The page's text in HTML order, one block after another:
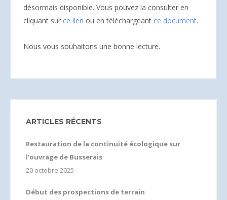
désormais disponible. Vous pouvez la consulter en
cliquant sur ce lien ou en téléchargeant ce document.
Nous vous souhaitons une bonne lecture.
ARTICLES RÉCENTS
Restauration de la continuité écologique sur
l’ouvrage de Busserais
20 octobre 2025
Début des prospections de terrain